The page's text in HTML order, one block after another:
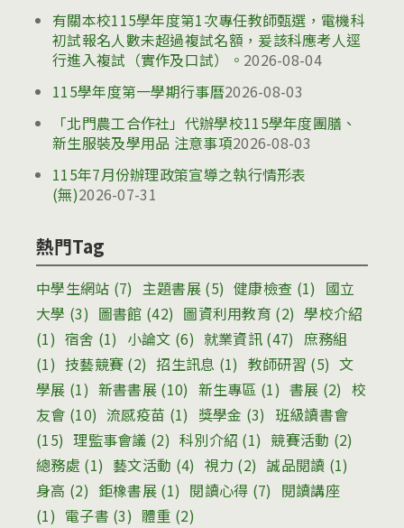
有關本校115學年度第1次專任教師甄選，電機科
初試報名人數未超過複試名額，爰該科應考人逕
行進入複試（實作及口試）。 2026-08-04
115學年度第一學期行事曆2026-08-03
「北門農工合作社」代辦學校115學年度團膳、
新生服裝及學用品 注意事項2026-08-03
115年7月份辦理政策宣導之執行情形表
(無)2026-07-31
熱門Tag
中學生網站 (7) 主題書展(5) 健康檢查 (1) 國立
大學 (3) 圖書館 (42) 圖資利用教育 (2) 學校介紹
(1) 宿舍 (1) 小論文 (6) 就業資訊 (47) 庶務組
(1) 技藝競賽 (2) 招生訊息 (1) 教師研習 (5) 文
學展 (1) 新書書展 (10) 新生專區 (1) 書展 (2) 校
友會 (10) 流感疫苗 (1) 獎學金 (3) 班級讀書會
(15) 理監事會議 (2) 科別介紹 (1) 競賽活動 (2)
總務處 (1) 藝文活動 (4) 視力 (2) 誠品閱讀 (1)
身高 (2) 鉅橡書展 (1) 閱讀心得 (7) 閱讀講座
(1) 電子書 (3) 體重 (2)